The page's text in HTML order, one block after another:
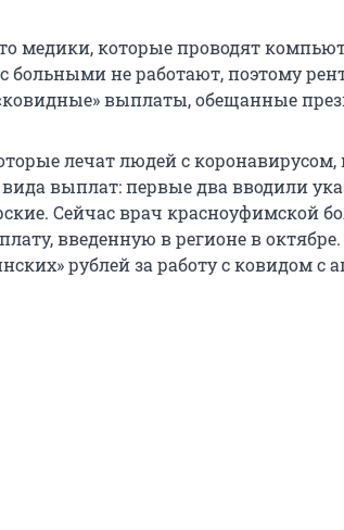
медики, которые проводят
не работают, поэтому
выплаты, обещанные
лечат людей с коронавирусом,
выплат: первые два вводили
Сейчас врач красноуфимской
введенную в регионе в
рублей за работу с ковидом с